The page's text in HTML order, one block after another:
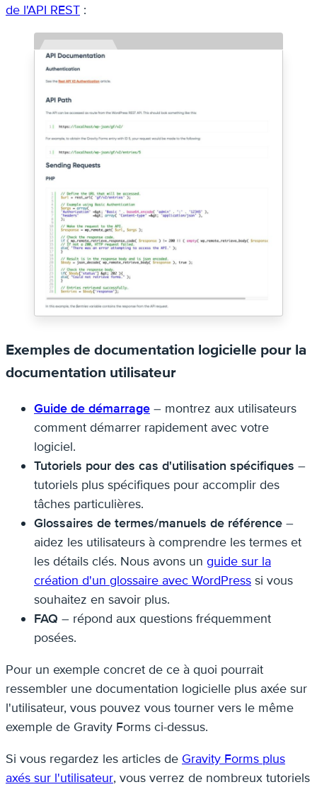
de l'API REST :
Exemples de documentation logicielle pour la
documentation utilisateur
Guide de démarrage – montrez aux utilisateurs
comment démarrer rapidement avec votre
logiciel.
Tutoriels pour des cas d'utilisation spécifiques –
tutoriels plus spécifiques pour accomplir des
tâches particulières.
Glossaires de termes/manuels de référence –
aidez les utilisateurs à comprendre les termes et
les détails clés. Nous avons un guide sur la
création d'un glossaire avec WordPress si vous
souhaitez en savoir plus.
FAQ – répond aux questions fréquemment
posées.
Pour un exemple concret de ce à quoi pourrait
ressembler une documentation logicielle plus axée sur
l'utilisateur, vous pouvez vous tourner vers le même
exemple de Gravity Forms ci-dessus.
Si vous regardez les articles de Gravity Forms plus
axés sur l'utilisateur, vous verrez de nombreux tutoriels